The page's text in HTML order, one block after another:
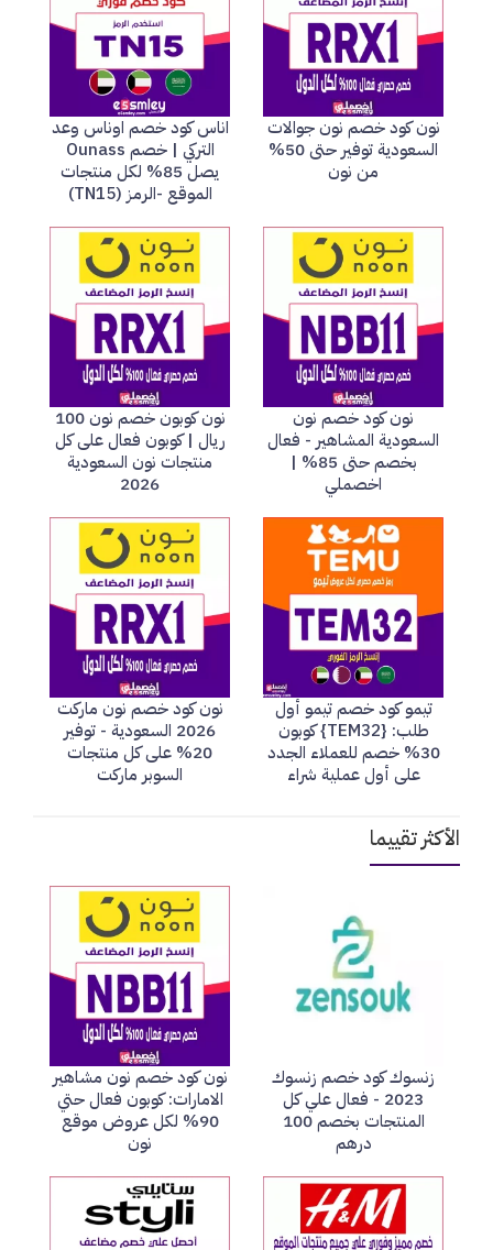
نون كود خصم نون جوالات
السعودية توفير حتى 50%
من نون
اناس كود خصم اوناس وعد
التركي | خصم Ounass
يصل 85% لكل منتجات
الموقع -الرمز (TN15)
نون كود خصم نون
السعودية المشاهير - فعال
بخصم حتى 85% |
اخصملي
نون كوبون خصم نون 100
ريال | كوبون فعال على كل
منتجات نون السعودية
2026
تيمو كود خصم تيمو أول
طلب: {TEM32} كوبون
30% خصم للعملاء الجدد
على أول عملية شراء
نون كود خصم نون ماركت
2026 السعودية - توفير
20% على كل منتجات
السوبر ماركت
الأكثر تقييما
زنسوك كود خصم زنسوك
2023 - فعال علي كل
المنتجات بخصم 100
درهم
نون كود خصم نون مشاهير
الامارات: كوبون فعال حتي
90% لكل عروض موقع
نون